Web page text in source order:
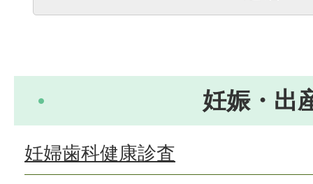
妊娠・出
妊婦歯科健康診査